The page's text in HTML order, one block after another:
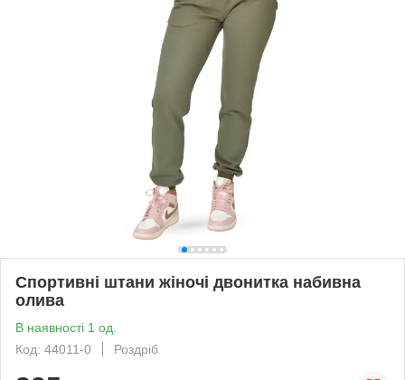
Спортивні штани жіночі двонитка набивна
олива
В наявності 1 од.
Код: 44011-0
Роздріб